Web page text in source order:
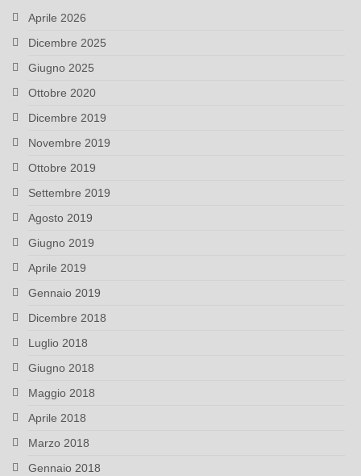
Aprile 2026
Dicembre 2025
Giugno 2025
Ottobre 2020
Dicembre 2019
Novembre 2019
Ottobre 2019
Settembre 2019
Agosto 2019
Giugno 2019
Aprile 2019
Gennaio 2019
Dicembre 2018
Luglio 2018
Giugno 2018
Maggio 2018
Aprile 2018
Marzo 2018
Gennaio 2018